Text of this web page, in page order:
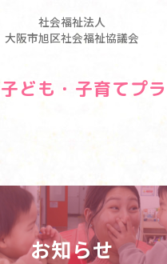
社会福祉法人
大阪市旭区社会福祉協議会
ども・子育てプ
お知らせ